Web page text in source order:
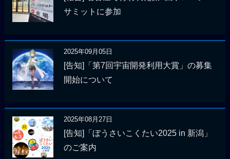
サミットに参加
2025年09月05日
[告知]「第7回宇宙開発利用大賞」の募集
開始について
2025年08月27日
[告知]「ぼうさいこくたい2025 in 新潟」
のご案内